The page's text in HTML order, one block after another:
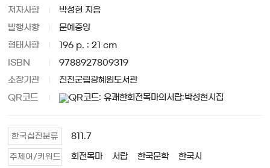
저자사항 박성현 지음
발행사항 문예중앙
형태사항 196 p. : 21 cm
ISBN 9788927809319
소장기관 진천군립광혜원도서관
QR코드
한국십진분류 811.7
주제어/키워드 회전목마 서랍 한국문학 한국시